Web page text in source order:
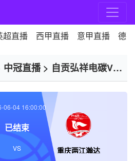
超直播 西甲直播 意甲直播 德
中冠直播> 自贡弘祥电碳VS
重庆两江瀚达
06-04 16:00:00
已结束
VS